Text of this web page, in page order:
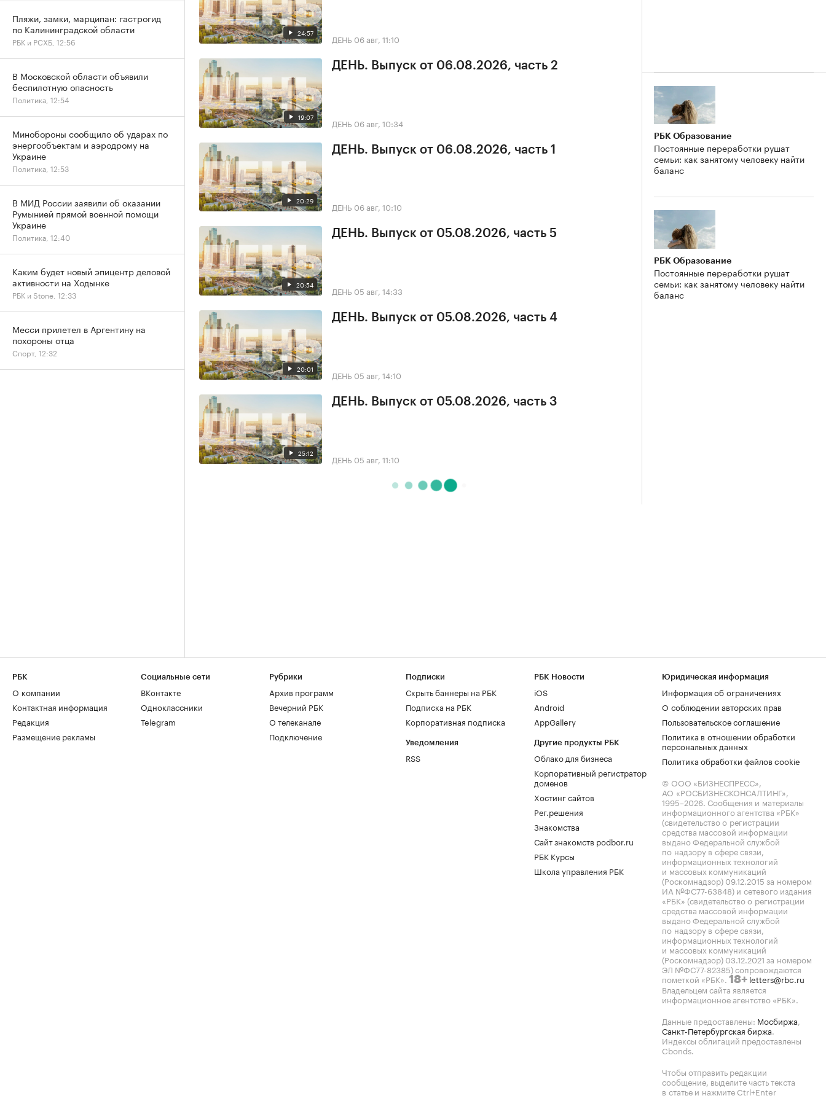
24:57 ДЕНЬ 06 авг, 11:10
19:07
ДЕНЬ. Выпуск от 06.08.2026, часть 2
ДЕНЬ 06 авг, 10:34
20:29
ДЕНЬ. Выпуск от 06.08.2026, часть 1
ДЕНЬ 06 авг, 10:10
20:54
ДЕНЬ. Выпуск от 05.08.2026, часть 5
ДЕНЬ 05 авг, 14:33
20:01
ДЕНЬ. Выпуск от 05.08.2026, часть 4
ДЕНЬ 05 авг, 14:10
25:12
ДЕНЬ. Выпуск от 05.08.2026, часть 3
ДЕНЬ 05 авг, 11:10
РБК Образование
Постоянные переработки рушат
семьи: как занятому человеку найти
баланс
РБК Образование
Постоянные переработки рушат
семьи: как занятому человеку найти
баланс
Пляжи, замки, марципан: гастрогид
по Калининградской области
РБК и РСХБ, 12:56
В Московской области объявили
беспилотную опасность
Политика, 12:54
Минобороны сообщило об ударах по
энергообъектам и аэродрому на
Украине
Политика, 12:53
В МИД России заявили об оказании
Румынией прямой военной помощи
Украине
Политика, 12:40
Каким будет новый эпицентр деловой
активности на Ходынке
РБК и Stone, 12:33
Месси прилетел в Аргентину на
похороны отца
Спорт, 12:32
РБК
О компании
Контактная информация
Редакция
Размещение рекламы
Социальные сети
ВКонтакте
Одноклассники
Telegram
Рубрики
Архив программ
Вечерний РБК
О телеканале
Подключение
Подписки
Скрыть баннеры на РБК
Подписка на РБК
Корпоративная подписка
Уведомления
RSS
РБК Новости
iOS
Android
AppGallery
Другие продукты РБК
Облако для бизнеса
Корпоративный регистратор
доменов
Хостинг сайтов
Рег.решения
Знакомства
Сайт знакомств podbor.ru
РБК Курсы
Школа управления РБК
Юридическая информация
Информация об ограничениях
О соблюдении авторских прав
Пользовательское соглашение
Политика в отношении обработки
персональных данных
Политика обработки файлов cookie
© ООО «БИЗНЕСПРЕСС»,
АО «РОСБИЗНЕСКОНСАЛТИНГ»,
1995–2026. Сообщения и материалы
информационного агентства «РБК»
(свидетельство о регистрации
средства массовой информации
выдано Федеральной службой
по надзору в сфере связи,
информационных технологий
и массовых коммуникаций
(Роскомнадзор) 09.12.2015 за номером
ИА №ФС77-63848) и сетевого издания
«РБК» (свидетельство о регистрации
средства массовой информации
выдано Федеральной службой
по надзору в сфере связи,
информационных технологий
и массовых коммуникаций
(Роскомнадзор) 03.12.2021 за номером
ЭЛ №ФС77-82385) сопровождаются
пометкой «РБК». 18+ letters@rbc.ru
Владельцем сайта является
информационное агентство «РБК».
Данные предоставлены: Мосбиржа,
Санкт-Петербургская биржа.
Индексы облигаций предоставлены
Cbonds.
Чтобы отправить редакции
сообщение, выделите часть текста
в статье и нажмите Ctrl+Enter